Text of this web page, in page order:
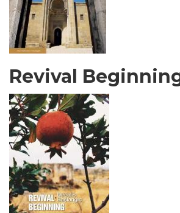
Revival